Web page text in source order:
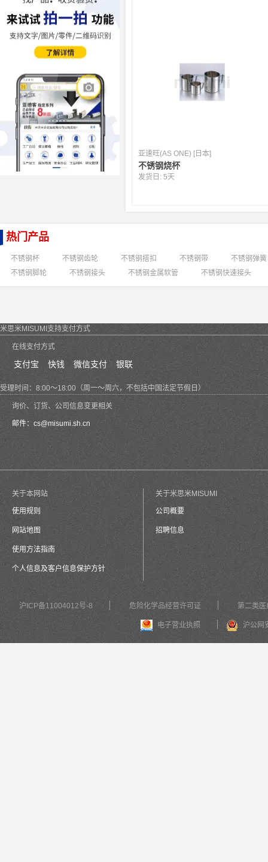
亚速旺(AS ONE) [日本]
不锈钢烧杯
发货日:5天
热门产品
不锈钢杯 不锈钢齿轮 不锈钢搭扣 不锈钢带
不锈钢弹簧
不锈钢脚轮
不锈钢接头 不锈钢金属软管 不锈钢快速接头
米思米MISUMI支持支付方式
在线支付方式
支付宝 快钱 微信支付 银联
受理时间：8:00～18:00（周一～周六，不包括中国法定节假日）
询价、订货、公司信息变更相关
邮件： cs@misumi.sh.cn
关于本网站
使用规则
网站地图
使用方法指南
个人信息及客户信息保护方针
关于米思米MISUMI
公司概要
招聘信息
沪ICP备11004012号-8 危险化学品经营许可证 第二类医
电子营业执照 沪公网